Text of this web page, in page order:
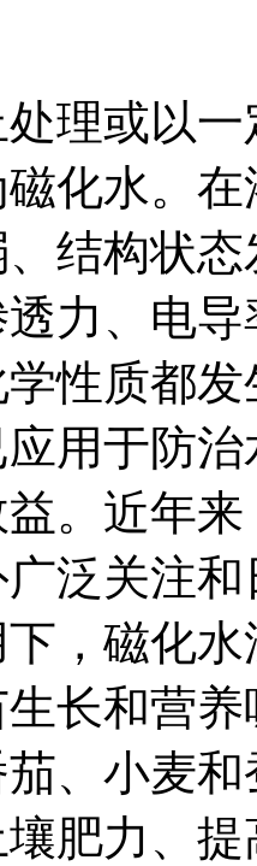
理或以
化水。
结构状
力、电
性质都
用于防
。近年
泛关注
，磁化
长和营
、小麦
肥力、